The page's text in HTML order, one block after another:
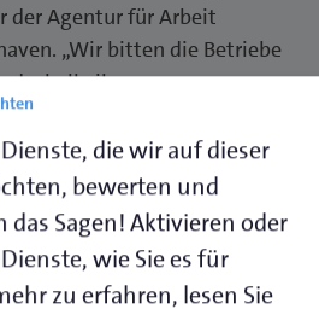
der Agentur für Arbeit
„Wir bitten die Betriebe
deshalb, ihre
des
bald nach dem
So können unsere
die Anträge rasch
überweisen. Das ist ganz
die wir auf dieser
bewerten und
das Sagen! Aktivieren oder
wie Sie es für
zu erfahren, lesen Sie